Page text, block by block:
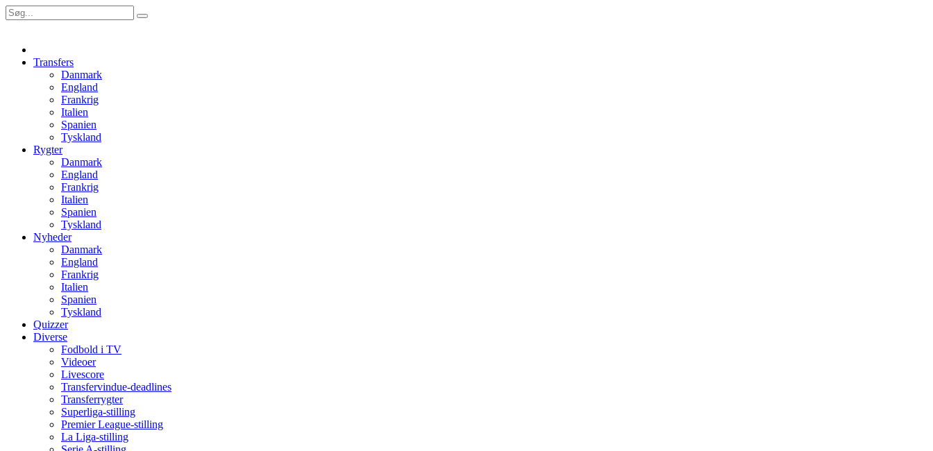
Transfers
Danmark
England
Frankrig
Italien
Spanien
Tyskland
Rygter
Danmark
England
Frankrig
Italien
Spanien
Tyskland
Nyheder
Danmark
England
Frankrig
Italien
Spanien
Tyskland
Quizzer
Diverse
Fodbold i TV
Videoer
Livescore
Transfervindue-deadlines
Transferrygter
Superliga-stilling
Premier League-stilling
La Liga-stilling